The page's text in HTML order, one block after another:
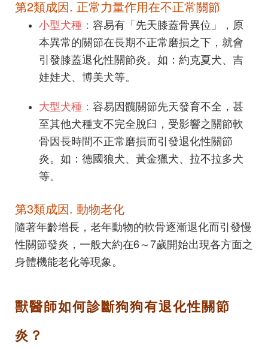
第2類成因. 正常力量作用在不正常關節
小型犬種： 容易有「先天膝蓋骨異位」，原
本異常的關節在長期不正常磨損之下，就會
引發膝蓋退化性關節炎。如：約克夏犬、吉
娃娃犬、博美犬等。
大型犬種： 容易因髖關節先天發育不全，甚
至其他犬種支不完全脫臼，受影響之關節軟
骨因長時間不正常磨損而引發退化性關節
炎。如：德國狼犬、黃金獵犬、拉不拉多犬
等。
第3類成因. 動物老化
隨著年齡增長，老年動物的軟骨逐漸退化而引發慢
性關節發炎，一般大約在6～7歲開始出現各方面之
身體機能老化等現象。
獸醫師如何診斷狗狗有退化性關節
炎？